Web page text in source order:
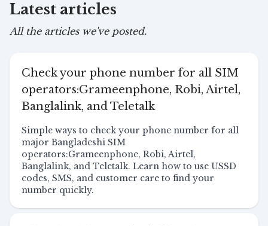
Latest articles
All the articles we've posted.
Check your phone number for all SIM
operators:Grameenphone, Robi, Airtel,
Banglalink, and Teletalk
Simple ways to check your phone number for all
major Bangladeshi SIM
operators:Grameenphone, Robi, Airtel,
Banglalink, and Teletalk. Learn how to use USSD
codes, SMS, and customer care to find your
number quickly.